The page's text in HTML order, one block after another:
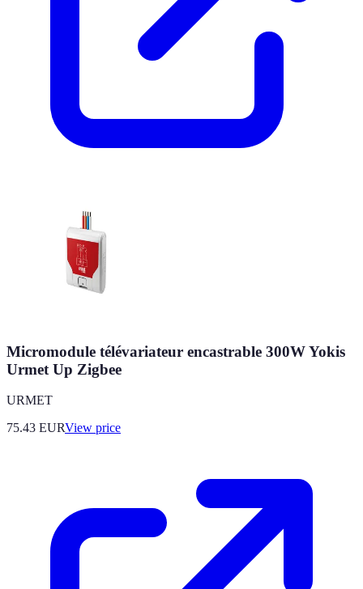
Micromodule télévariateur encastrable 300W Yokis
Urmet Up Zigbee
URMET
75.43 EURView price